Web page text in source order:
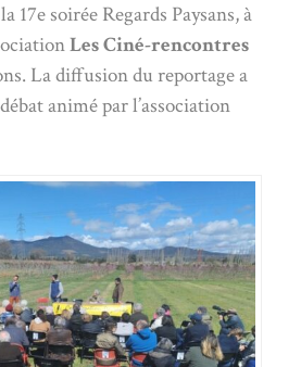
17e soirée Regards Paysans, à
Les Ciné-rencontres
La diffusion du reportage a
animé par l’association